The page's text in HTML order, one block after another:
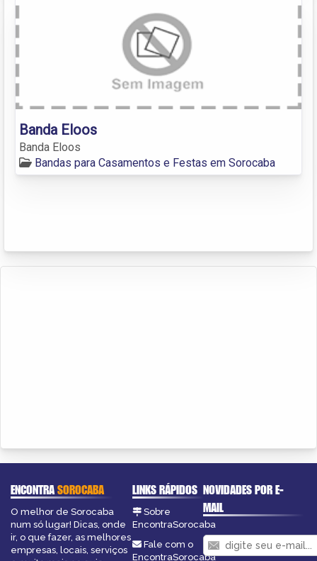
Banda Eloos
Banda Eloos
Bandas para Casamentos e Festas em Sorocaba
ENCONTRASOROCABA
O melhor de Sorocaba
num só lugar! Dicas, onde
ir, o que fazer, as melhores
empresas, locais, serviços
LINKS RÁPIDOS
Sobre
EncontraSorocaba
Fale com o
EncontraSorocaba
NOVIDADES POR E-
MAIL